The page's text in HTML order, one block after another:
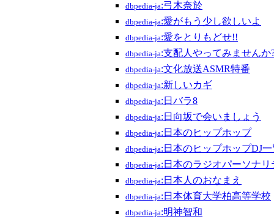
dbpedia-ja:弓木奈於
dbpedia-ja:愛がもう少し欲しいよ
dbpedia-ja:愛をとりもどせ!!
dbpedia-ja:支配人やってみませんか
dbpedia-ja:文化放送ASMR特番
dbpedia-ja:新しいカギ
dbpedia-ja:日バラ8
dbpedia-ja:日向坂で会いましょう
dbpedia-ja:日本のヒップホップ
dbpedia-ja:日本のヒップホップDJ
dbpedia-ja:日本のラジオパーソナリ
dbpedia-ja:日本人のおなまえ
dbpedia-ja:日本体育大学柏高等学校
dbpedia-ja:明神智和